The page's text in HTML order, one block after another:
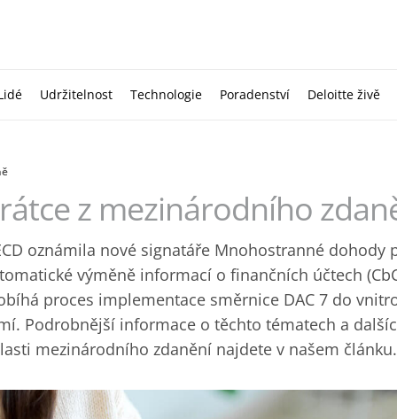
Udržitelnost Technologie Poradenství Deloitte živě
z mezinárodního
oznámila nové signatáře Mnohostranné dohody
výměně informací o finančních účtech
proces implementace směrnice DAC 7 do
Podrobnější informace o těchto tématech a
mezinárodního zdanění najdete v našem článku.